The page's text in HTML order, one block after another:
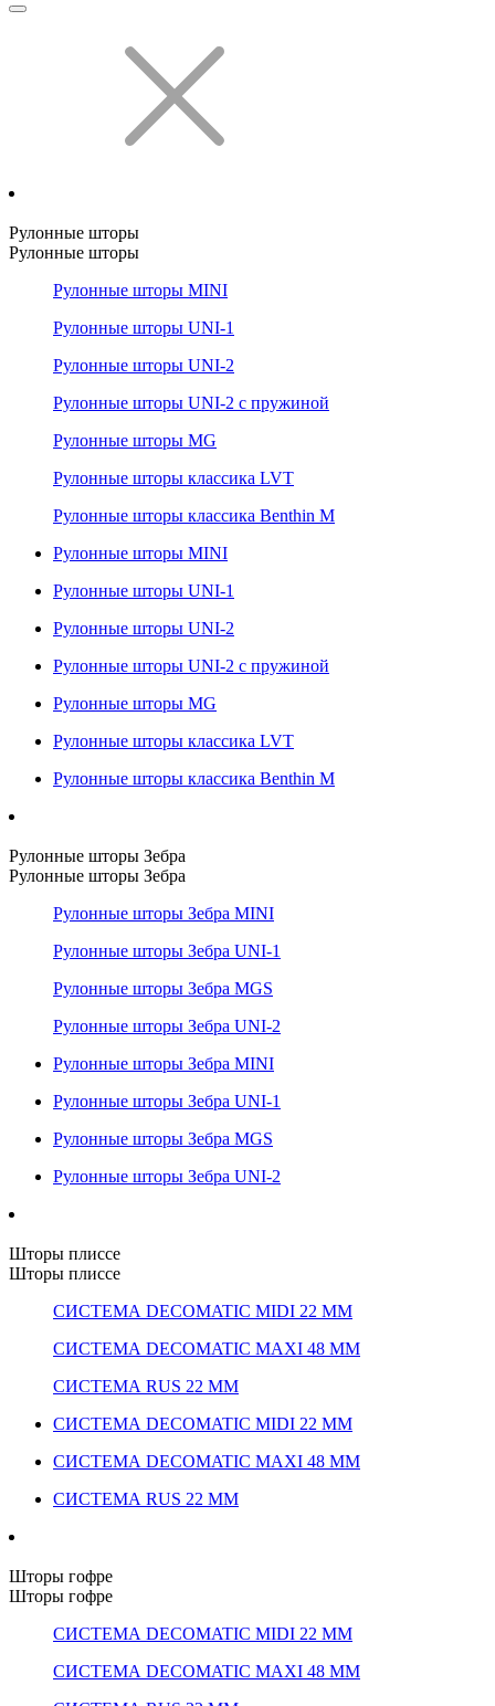
Рулонные шторы
Рулонные шторы
Рулонные шторы MINI
Рулонные шторы UNI-1
Рулонные шторы UNI-2
Рулонные шторы UNI-2 с пружиной
Рулонные шторы MG
Рулонные шторы классика LVT
Рулонные шторы классика Benthin M
Рулонные шторы MINI
Рулонные шторы UNI-1
Рулонные шторы UNI-2
Рулонные шторы UNI-2 с пружиной
Рулонные шторы MG
Рулонные шторы классика LVT
Рулонные шторы классика Benthin M
Рулонные шторы Зебра
Рулонные шторы Зебра
Рулонные шторы Зебра MINI
Рулонные шторы Зебра UNI-1
Рулонные шторы Зебра MGS
Рулонные шторы Зебра UNI-2
Рулонные шторы Зебра MINI
Рулонные шторы Зебра UNI-1
Рулонные шторы Зебра MGS
Рулонные шторы Зебра UNI-2
Шторы плиссе
Шторы плиссе
СИСТЕМА DECOMATIC MIDI 22 ММ
СИСТЕМА DECOMATIC MAXI 48 ММ
СИСТЕМА RUS 22 ММ
СИСТЕМА DECOMATIC MIDI 22 ММ
СИСТЕМА DECOMATIC MAXI 48 ММ
СИСТЕМА RUS 22 ММ
Шторы гофре
Шторы гофре
СИСТЕМА DECOMATIC MIDI 22 ММ
СИСТЕМА DECOMATIC MAXI 48 ММ